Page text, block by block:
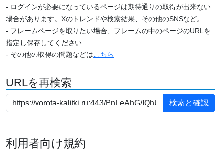
- ログインが必要になっているページは期待通りの取得が出来ない
場合があります。Xのトレンドや検索結果、その他のSNSなど。
- フレームページを取りたい場合、フレームの中のページのURLを
指定し保存してください
- その他の取得の問題などはこちら
URLを再検索
利用者向け規約